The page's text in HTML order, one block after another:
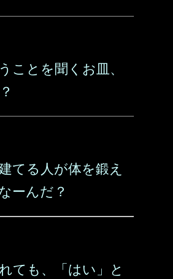
ことを聞くお皿、
てる人が体を鍛え
ーんだ？
ても、「はい」と